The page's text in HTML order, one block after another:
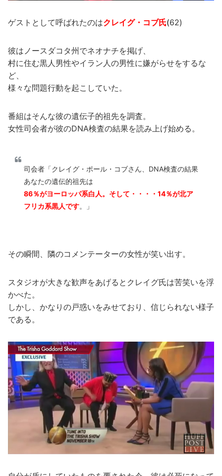
ゲストとして呼ばれたのはクレイグ・コブ氏(62)
彼はノースダコタ州でネオナチを掲げ、
村に住む黒人男性やイラン人の男性に嫌がらせをするな
ど、
様々な問題行動を起こしていた。
番組はそんな彼の遺伝子的祖先を調査。
女性司会者が彼のDNA検査の結果を読み上げ始める。
司会者「クレイグ・ポール・コブさん、DNA検査の結果
あなたの遺伝的祖先は
86％がヨーロッパ系白人。そして・・・・14％が北ア
フリカ系黒人です。」
その瞬間、隣のコメンテーターの女性が笑い出す。
スタジオが大きな歓声をあげるとクレイグ氏は苦笑いを浮
かべた。
しかし、かなりの戸惑いをみせており、信じられない様子
である。